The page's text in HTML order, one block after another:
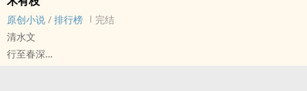
原创小说 / 排行榜
完结
清水文
行至春深